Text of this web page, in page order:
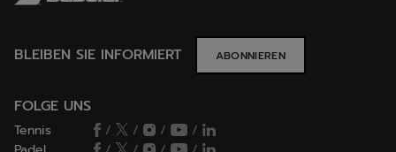
BLEIBEN SIE INFORMIERT ABONNIEREN
FOLGE UNS
Tennis / / /
/